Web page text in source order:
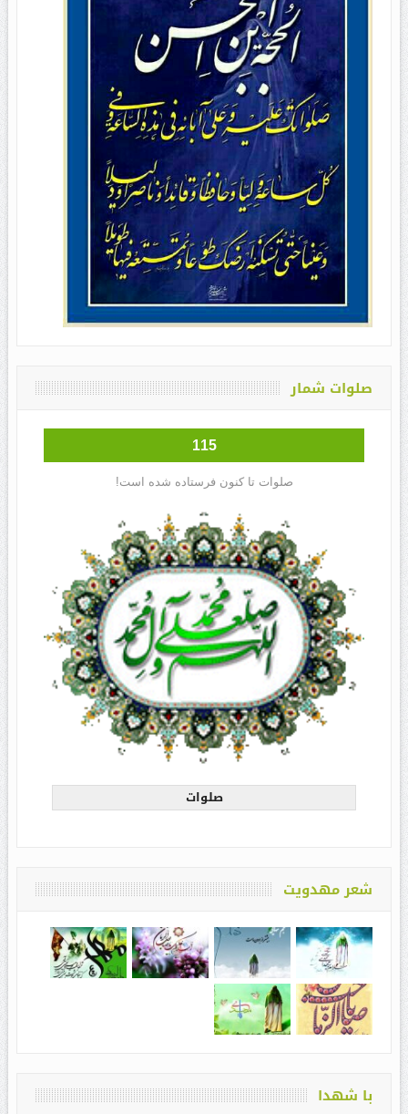
صلوات شمار
115
صلوات تا کنون فرستاده شده است!
صلوات
شعر مهدویت
با شهدا